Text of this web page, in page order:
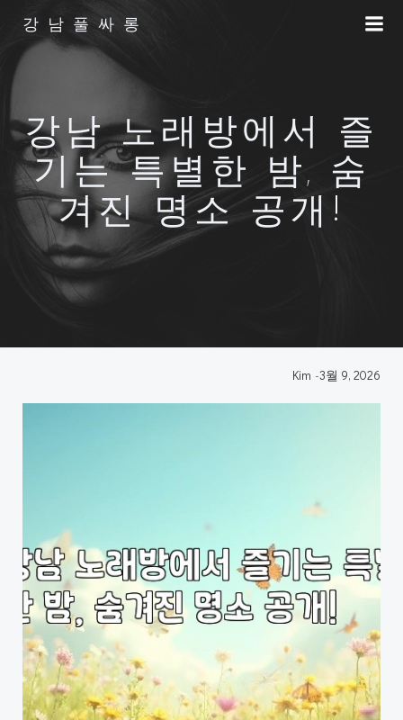
강남풀싸롱
강남 노래방에서 즐
기는 특별한 밤, 숨
겨진 명소 공개!
Kim -3월 9, 2026